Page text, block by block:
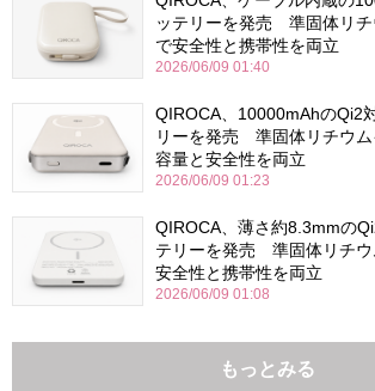
ッテリーを発売 準固体リチ
で安全性と携帯性を両立
2026/06/09 01:40
QIROCA、10000mAhのQi2
リーを発売 準固体リチウ
容量と安全性を両立
2026/06/09 01:23
QIROCA、薄さ約8.3mmの
テリーを発売 準固体リチウ
安全性と携帯性を両立
2026/06/09 01:08
もっとみる